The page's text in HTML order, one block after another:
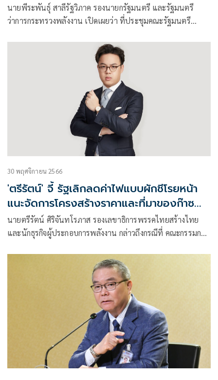
นายพีระพันธุ์ สาลีรัฐวิภาค รองนายกรัฐมนตรี และรัฐมนตรี
ว่าการกระทรวงพลังงาน เปิดเผยว่า ที่ประชุมคณะรัฐมนตรี
30 พฤศจิกายน 2566
'ตรีรัตน์' จี้ รัฐเลิกลดค่าไฟแบบผักชีโรยหน้า
แนะจัดการโครงสร้างราคาและที่มาของก๊าซ
ธรรมชาติ
นายตรีรัตน์ ศิริจันทโรภาส รองเลขาธิการพรรคไทยสร้างไทย
และนักธุรกิจผู้ประกอบการพลังงาน กล่าวถึงกรณีที่ คณะกรรมการ